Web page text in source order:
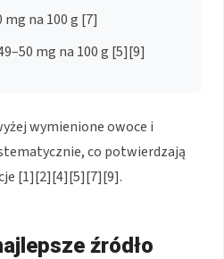
mg na 100 g [7]
mg na 100 g [5][9]
wymienione owoce i
co potwierdzają
[1][2][4][5][7][9].
źródło